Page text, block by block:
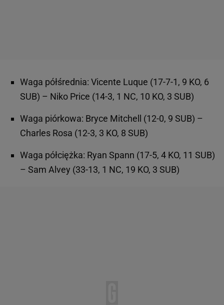
Waga półśrednia: Vicente Luque (17-7-1, 9 KO, 6
SUB) – Niko Price (14-3, 1 NC, 10 KO, 3 SUB)
Waga piórkowa: Bryce Mitchell (12-0, 9 SUB) –
Charles Rosa (12-3, 3 KO, 8 SUB)
Waga półciężka: Ryan Spann (17-5, 4 KO, 11 SUB)
– Sam Alvey (33-13, 1 NC, 19 KO, 3 SUB)